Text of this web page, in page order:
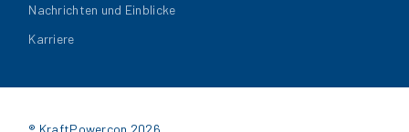
Nachrichten und Einblicke
Karriere
® KraftPowercon 2026